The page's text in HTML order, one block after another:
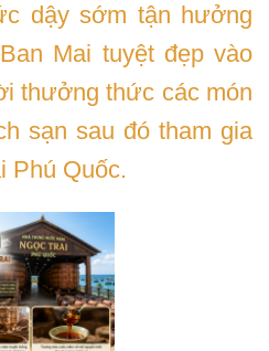
dậy sớm tận hưởng
Mai tuyệt đẹp vào
thưởng thức các món
sạn sau đó tham gia
Phú Quốc.